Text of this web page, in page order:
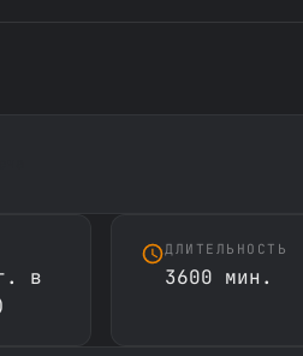
в
ДЛИТЕЛЬНОСТЬ
3600 мин.